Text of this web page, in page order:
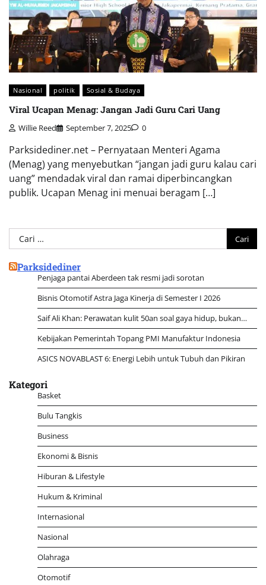
Nasional politik Sosial & Budaya
Viral Ucapan Menag: Jangan Jadi Guru Cari Uang
Willie Reed September 7, 2025 0
Parksidediner.net – Pernyataan Menteri Agama
(Menag) yang menyebutkan “jangan jadi guru kalau cari
uang” mendadak viral dan ramai diperbincangkan
publik. Ucapan Menag ini menuai beragam […]
Cari
untuk:
Parksidediner
Penjaga pantai Aberdeen tak resmi jadi sorotan
Bisnis Otomotif Astra Jaga Kinerja di Semester I 2026
Saif Ali Khan: Perawatan kulit 50an soal gaya hidup, bukan…
Kebijakan Pemerintah Topang PMI Manufaktur Indonesia
ASICS NOVABLAST 6: Energi Lebih untuk Tubuh dan Pikiran
Kategori
Basket
Bulu Tangkis
Business
Ekonomi & Bisnis
Hiburan & Lifestyle
Hukum & Kriminal
Internasional
Nasional
Olahraga
Otomotif